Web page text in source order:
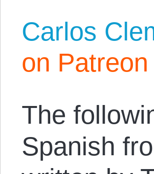
Carlos
on Patreon
The
Spanish